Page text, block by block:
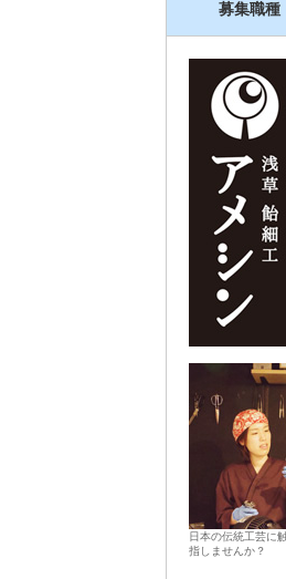
募集職種
日本の伝統工芸に
指しませんか？